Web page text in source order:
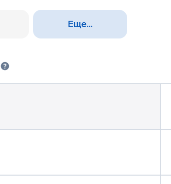
Еще...